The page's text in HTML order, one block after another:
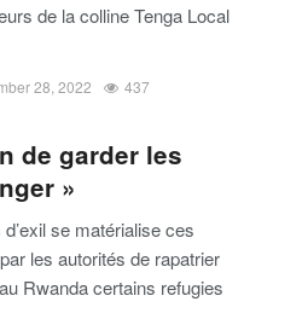
de la colline Tenga Local
28, 2022 437
de garder les
»
se matérialise ces
les autorités de rapatrier
Rwanda certains refugies